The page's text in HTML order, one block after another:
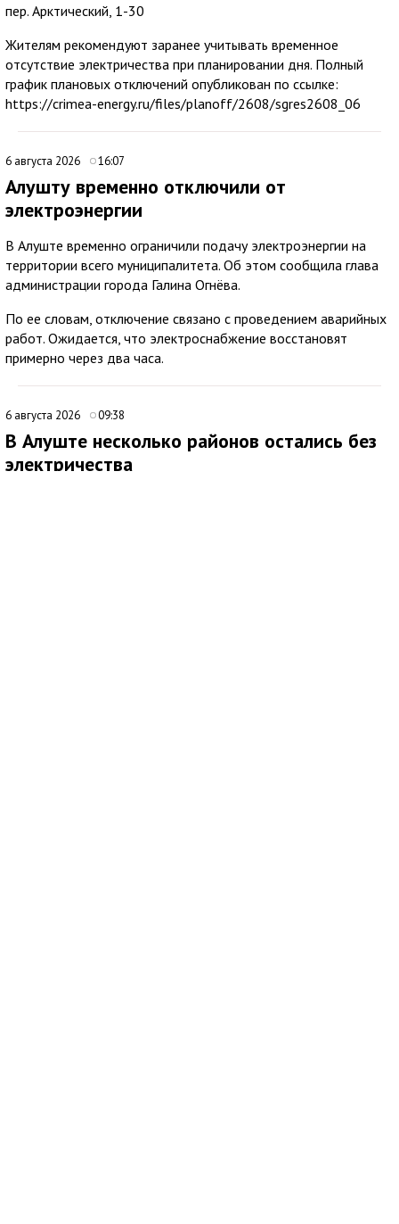
пер. Арктический, 1-30
Жителям рекомендуют заранее учитывать временное
отсутствие электричества при планировании дня. Полный
график плановых отключений опубликован по ссылке:
https://crimea-energy.ru/files/planoff/2608/sgres2608_06
6 августа 2026 16:07
Алушту временно отключили от
электроэнергии
В Алуште временно ограничили подачу электроэнергии на
территории всего муниципалитета. Об этом сообщила глава
администрации города Галина Огнёва.
По ее словам, отключение связано с проведением аварийных
работ. Ожидается, что электроснабжение восстановят
примерно через два часа.
6 августа 2026 09:38
В Алуште несколько районов остались без
электричества